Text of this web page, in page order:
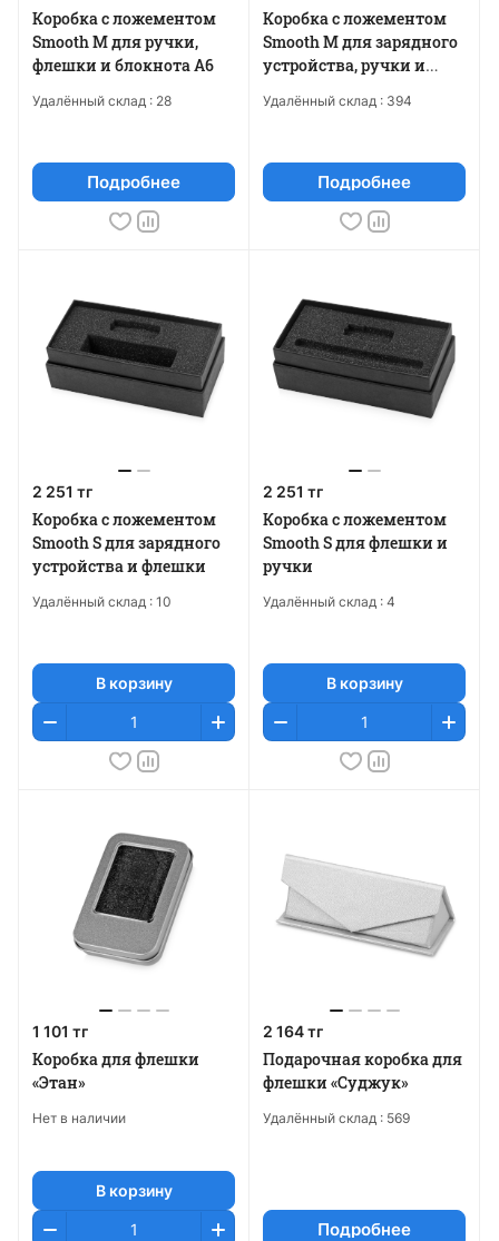
Коробка с ложементом
Smooth M для ручки,
флешки и блокнота А6
Удалённый склад : 28
Подробнее
Коробка с ложементом
Smooth M для зарядного
устройства, ручки и
Удалённый склад : 394
Подробнее
2 251 тг
Коробка с ложементом
Smooth S для зарядного
устройства и флешки
Удалённый склад : 10
В корзину
2 251 тг
Коробка с ложементом
Smooth S для флешки и
ручки
Удалённый склад : 4
В корзину
1 101 тг
Коробка для флешки
«Этан»
Нет в наличии
В корзину
2 164 тг
Подарочная коробка для
флешки «Суджук»
Удалённый склад : 569
Подробнее